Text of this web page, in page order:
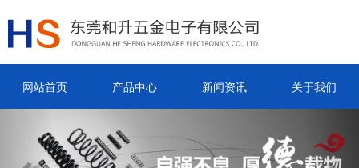
网站首页 产品中心 新闻资讯 关于我们